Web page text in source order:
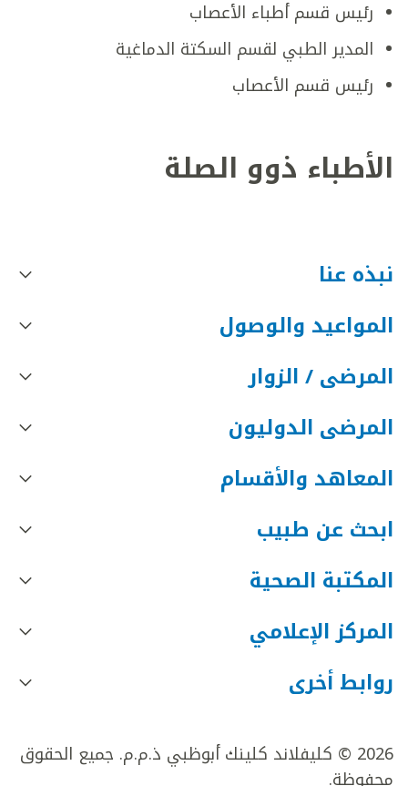
رئيس قسم أطباء الأعصاب
المدير الطبي لقسم السكتة الدماغية
رئيس قسم الأعصاب
الأطباء ذوو الصلة
نبذه عنا
المواعيد والوصول
المرضى / الزوار
المرضى الدوليون
المعاهد والأقسام
ابحث عن طبيب
المكتبة الصحية
المركز الإعلامي
روابط أخرى
2026 © كليفلاند كلينك أبوظبي ذ.م.م. جميع الحقوق
محفوظة.